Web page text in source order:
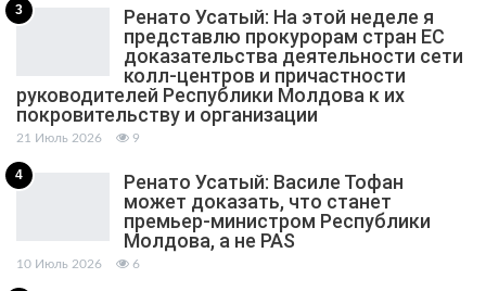
3
Ренато Усатый: На этой неделе я
представлю прокурорам стран ЕС
доказательства деятельности сети
колл-центров и причастности
руководителей Республики Молдова к их
покровительству и организации
21 Июль 2026 9
4
Ренато Усатый: Василе Тофан
может доказать, что станет
премьер-министром Республики
Молдова, а не PAS
10 Июль 2026 6